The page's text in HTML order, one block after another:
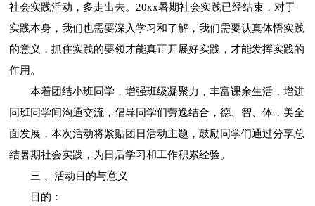
社会实践活动，多走出去。20xx暑期社会实践已经结束，对于
实践本身，我们也需要深入学习和了解，我们需要认真体悟实践
的意义，抓住实践的要领才能真正开展好实践，才能发挥实践的
作用。
本着团结小班同学，增强班级凝聚力，丰富课余生活，增进
同班同学间沟通交流，倡导同学们劳逸结合，德、智、体，美全
面发展，本次活动将紧贴团日活动主题，鼓励同学们通过分享总
结暑期社会实践，为日后学习和工作积累经验。
三 、活动目的与意义
目的：